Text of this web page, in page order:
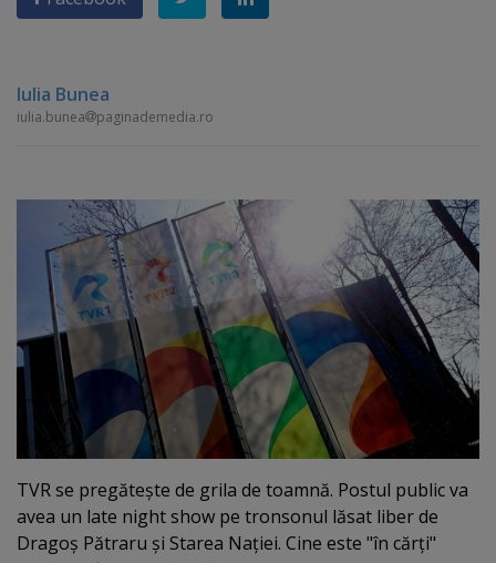
Iulia Bunea
iulia.bunea paginademedia.ro
TVR se pregăteşte de grila de toamnă. Postul public va
avea un late night show pe tronsonul lăsat liber de
Dragoş Pătraru şi Starea Naţiei. Cine este "în cărţi"